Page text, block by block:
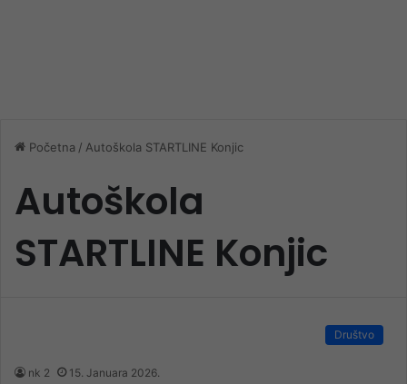
Početna / Autoškola STARTLINE Konjic
Autoškola
STARTLINE Konjic
Društvo
nk 2 15. Januara 2026.